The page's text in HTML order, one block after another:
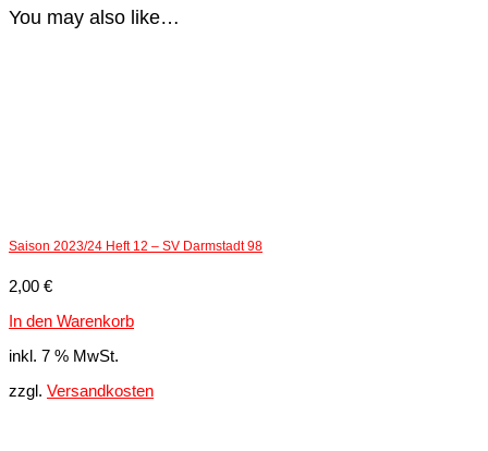
You may also like…
Saison 2023/24 Heft 12 – SV Darmstadt 98
2,00 €
In den Warenkorb
inkl. 7 % MwSt.
zzgl. Versandkosten